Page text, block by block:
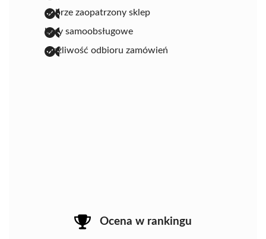
dobrze zaopatrzony sklep
kasy samoobsługowe
możliwość odbioru zamówień
Ocena w rankingu